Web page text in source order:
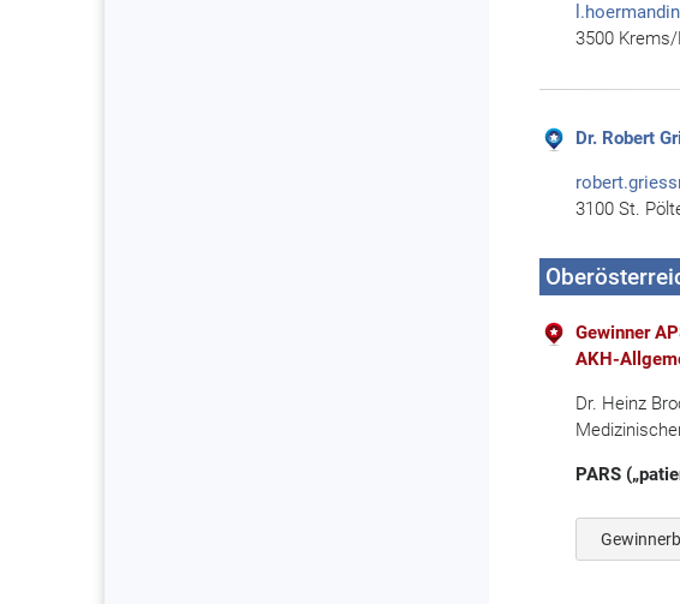
3500 Krems/
Dr. Robert
3100 St.
Gewinner
AKH-
Dr. Heinz
PARS